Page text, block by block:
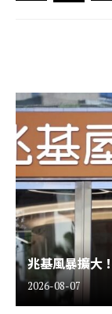
兆基風暴擴大
2026-08-07